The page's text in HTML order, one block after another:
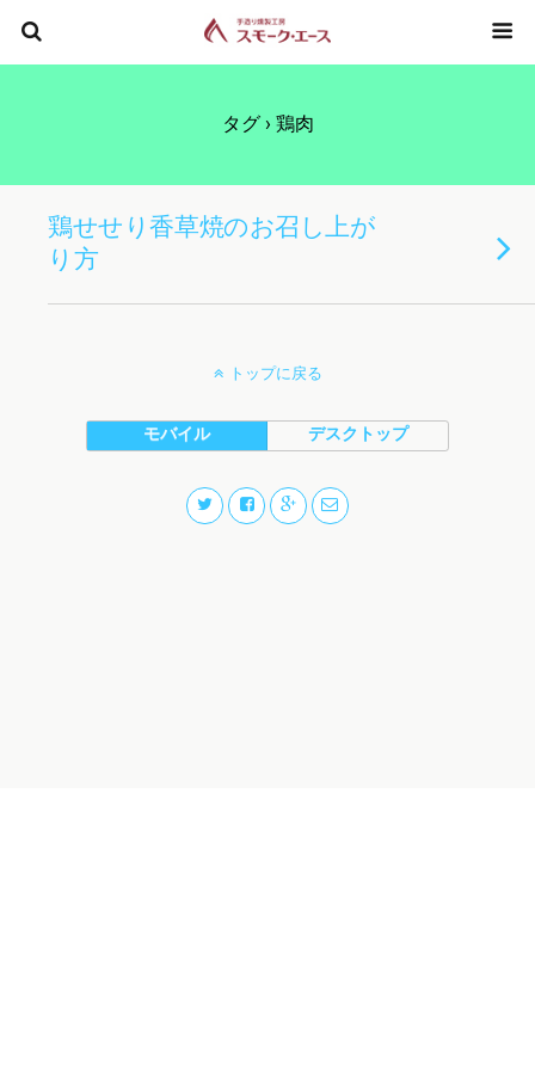
タグ › 鶏肉
鶏せせり香草焼のお召し上が
り方
トップに戻る
モバイル デスクトップ